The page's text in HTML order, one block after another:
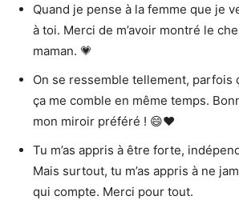
Quand je pense à la femme que je
à toi. Merci de m’avoir montré le
maman. 💗
On se ressemble tellement, parfois
ça me comble en même temps.
mon miroir préféré ! 😄❤️
Tu m’as appris à être forte,
Mais surtout, tu m’as appris à ne
qui compte. Merci pour tout.